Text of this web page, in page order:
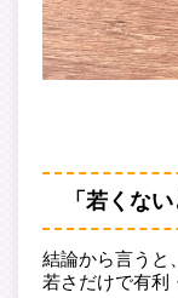
「若くな
結論から言うと、
若さだけで有利